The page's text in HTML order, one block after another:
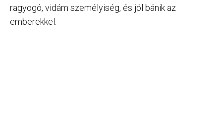
ragyogó, vidám személyiség, és jól bánik az
emberekkel.